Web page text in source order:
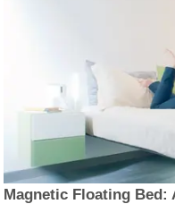
Magnetic Floating Bed: